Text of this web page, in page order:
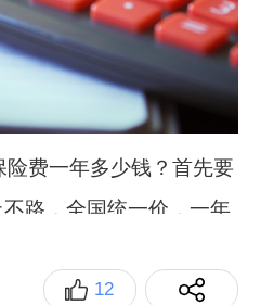
费一年多少钱？首先要
路，全国统一价，一年
以上的需要1100元。
险公司脑洞大开之后，
12